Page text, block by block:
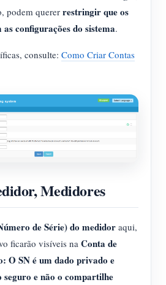
podem querer restringir que os
configurações do sistema.
consulte: Como Criar Contas
Medidores
de Série) do medidor aqui,
ficarão visíveis na Conta de
O SN é um dado privado e
seguro e não o compartilhe